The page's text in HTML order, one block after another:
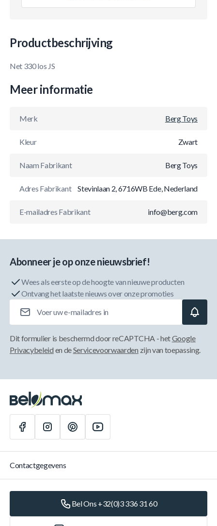
Productbeschrijving
Net 330 los JS
Meer informatie
Merk Berg Toys
Kleur Zwart
Naam Fabrikant Berg Toys
Adres Fabrikant Stevinlaan 2, 6716WB Ede, Nederland
E-mailadres Fabrikant info@berg.com
Abonneer je op onze nieuwsbrief!
Wees als eerste op de hoogte van nieuwe producten
Ontvang het laatste nieuws over onze promoties
Dit formulier is beschermd door reCAPTCHA - hetGoogle
Privacybeleid en deServicevoorwaarden zijn van toepassing.
Contactgegevens
Bel Ons +32(0)3 336 31 60